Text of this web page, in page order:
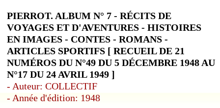
PIERROT. ALBUM N° 7 - RÉCITS DE
VOYAGES ET D'AVENTURES - HISTOIRES
EN IMAGES - CONTES - ROMANS -
ARTICLES SPORTIFS [ RECUEIL DE 21
NUMÉROS DU N°49 DU 5 DÉCEMBRE 1948 AU
N°17 DU 24 AVRIL 1949 ]
- Auteur: COLLECTIF
- Année d'édition: 1948